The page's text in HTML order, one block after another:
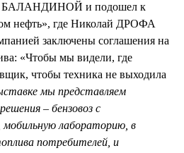
БАЛАНДИНОЙ и подошел к
нефть», где Николай ДРОФА
заключены соглашения на
«Чтобы мы видели, где
чтобы техника не выходила
мы представляем
– бензовоз с
лабораторию, в
потребителей, и